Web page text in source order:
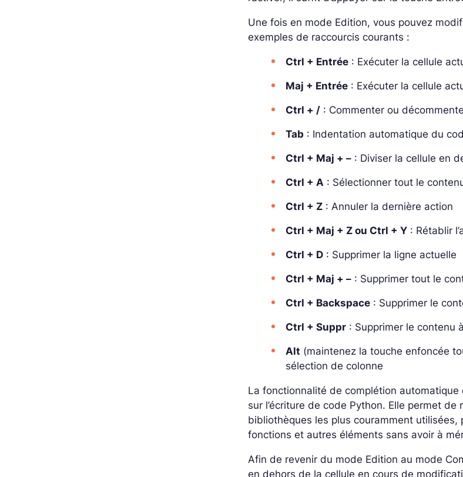
Une fois en mode Edition, vous pouvez
exemples de raccourcis courants :
Ctrl + Entrée : Exécuter la cellule
Maj + Entrée : Exécuter la cellule
Ctrl + / : Commenter ou
Tab : Indentation automatique du
Ctrl + Maj + – : Diviser la cellule en
Ctrl + A : Sélectionner tout le
Ctrl + Z : Annuler la dernière action
Ctrl + Maj + Z ou Ctrl + Y : Rétablir
Ctrl + D : Supprimer la ligne actuelle
Ctrl + Maj + – : Supprimer tout le
Ctrl + Backspace : Supprimer le
Ctrl + Suppr : Supprimer le contenu
Alt (maintenez la touche enfoncée
sélection de colonne
La fonctionnalité de complétion
sur l’écriture de code Python. Elle permet
bibliothèques les plus couramment
fonctions et autres éléments sans avoir à
Afin de revenir du mode Edition au mode
en dehors de la cellule en cours de